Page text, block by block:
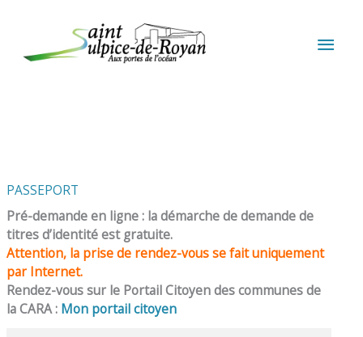
PASSEPORT
Pré-demande en ligne : la démarche de demande de
titres d’identité est gratuite.
Attention, la prise de rendez-vous se fait uniquement
par Internet.
Rendez-vous sur le Portail Citoyen des communes de
la CARA : Mon portail citoyen